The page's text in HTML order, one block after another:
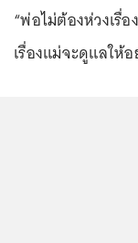
“พ่อไม่ต้องห่วงเรื่
เรื่องแม่จะดูแลให้